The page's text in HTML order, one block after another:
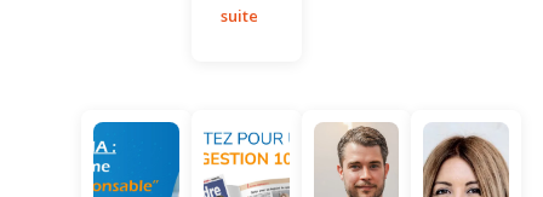
suite